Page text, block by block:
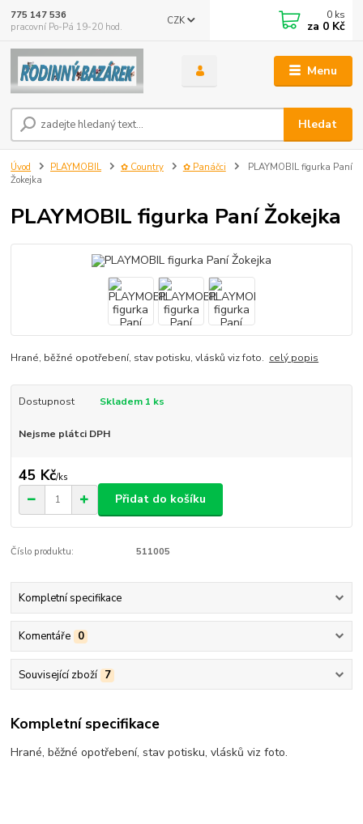
Menu
CZK
Hledat
775 147 536
pracovní Po-Pá 19-20 hod.
0 ks
za 0 Kč
Úvod PLAYMOBIL ✿ Country ✿ Panáčci
PLAYMOBIL figurka Paní
Žokejka
PLAYMOBIL figurka Paní Žokejka
Hrané, běžné opotřebení, stav potisku, vlásků viz foto. celý popis
Dostupnost Skladem 1 ks
Nejsme plátci DPH
45 Kč/ks
Přidat do košíku
Číslo produktu: 511005
Kompletní specifikace
Komentáře 0
Související zboží 7
Kompletní specifikace
Hrané, běžné opotřebení, stav potisku, vlásků viz foto.